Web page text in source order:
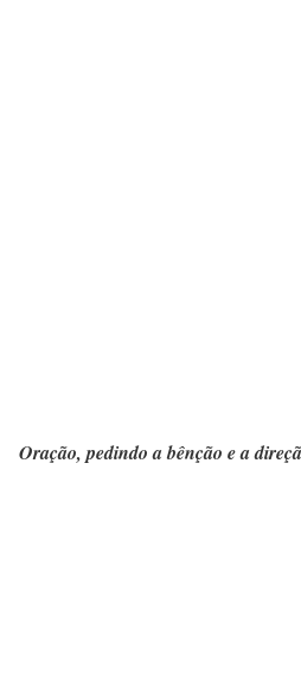
Oração, pedindo a bênção e a